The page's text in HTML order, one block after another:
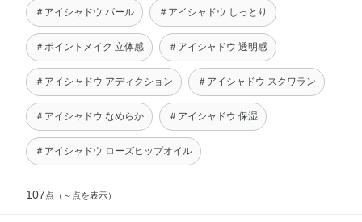
＃アイシャドウ パール ＃アイシャドウ しっとり
＃ポイントメイク 立体感 ＃アイシャドウ 透明感
＃アイシャドウ アディクション ＃アイシャドウ スクワラン
＃アイシャドウ なめらか ＃アイシャドウ 保湿
＃アイシャドウ ローズヒップオイル
107点 （～点を表示）